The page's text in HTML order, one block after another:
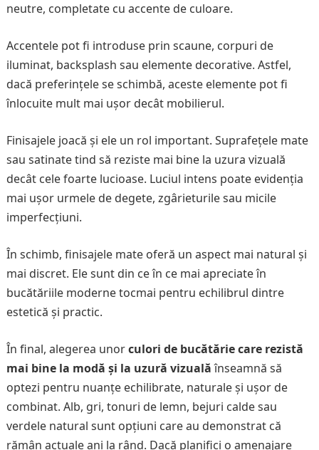
neutre, completate cu accente de culoare.
Accentele pot fi introduse prin scaune, corpuri de
iluminat, backsplash sau elemente decorative. Astfel,
dacă preferințele se schimbă, aceste elemente pot fi
înlocuite mult mai ușor decât mobilierul.
Finisajele joacă și ele un rol important. Suprafețele mate
sau satinate tind să reziste mai bine la uzura vizuală
decât cele foarte lucioase. Luciul intens poate evidenția
mai ușor urmele de degete, zgârieturile sau micile
imperfecțiuni.
În schimb, finisajele mate oferă un aspect mai natural și
mai discret. Ele sunt din ce în ce mai apreciate în
bucătăriile moderne tocmai pentru echilibrul dintre
estetică și practic.
În final, alegerea unorculori de bucătărie care rezistă
mai bine la modă și la uzură vizualăînseamnă să
optezi pentru nuanțe echilibrate, naturale și ușor de
combinat. Alb, gri, tonuri de lemn, bejuri calde sau
verdele natural sunt opțiuni care au demonstrat că
rămân actuale ani la rând. Dacă planifici o amenajare